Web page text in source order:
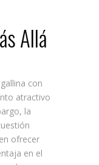
Allá
con
atractivo
la
ofrecer
en el